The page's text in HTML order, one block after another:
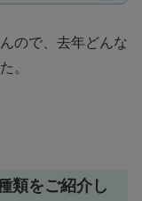
ので、去年どんな
。
類をご紹介し